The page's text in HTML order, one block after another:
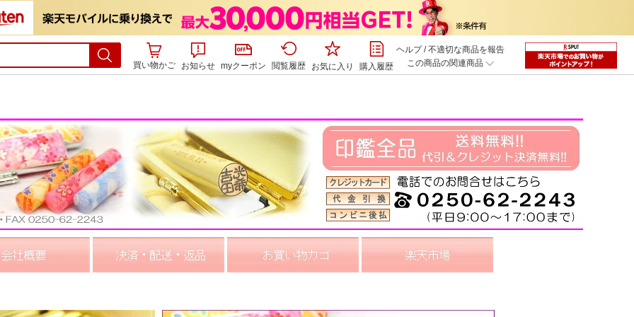
買い物かご お知らせ myクーポン 閲覧履歴 お気に入り 購入履歴
ヘルプ/不適切な商品を報告
この商品の関連商品